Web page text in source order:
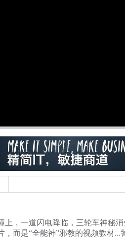
，一道闪电降临，三轮车神秘消
而是“全能神”邪教的视频教材...